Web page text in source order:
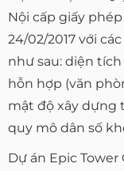
Nội cấp giấy
24/02/2017 với
như sau: diện
hỗn hợp (văn
mật độ xây dựng
quy mô dân số
Dự án Epic